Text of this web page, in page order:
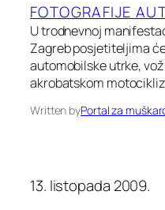
FOTOGRAFIJE
U trodnevnoj
Zagreb posjetiteljima
automobilske utrke,
akrobatskom
Written byPortal za
13. listopada 2009.